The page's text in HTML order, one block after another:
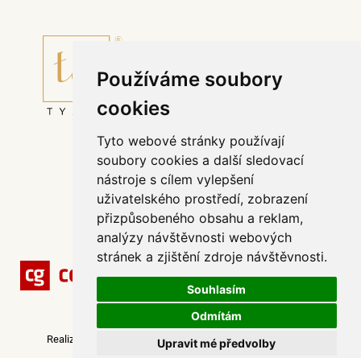
Používáme soubory
cookies
Tyto webové stránky používají
soubory cookies a další sledovací
nástroje s cílem vylepšení
uživatelského prostředí, zobrazení
přizpůsobeného obsahu a reklam,
analýzy návštěvnosti webových
stránek a zjištění zdroje návštěvnosti.
Souhlasím
Odmítám
Upravit mé předvolby
Půjčovní řád svatebního salónu TYANO
Affiliate program
Odstoupit od smlouvy
Všeobecné obchodní podmínky
Zpracování dat
© Copyright 2026 | TyANO.cz
Realizace
webových stránek na míru -Webovky123, s. r. o.